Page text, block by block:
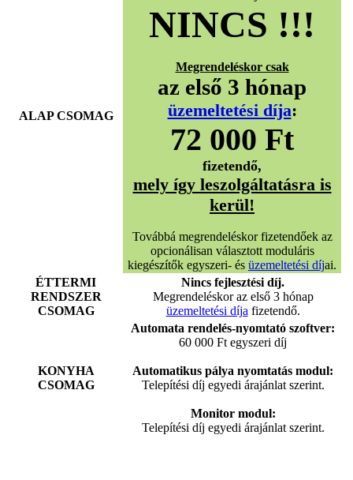
ALAP CSOMAG
NINCS !!!
Megrendeléskor csak
az első 3 hónap
üzemeltetési díja:
72 000 Ft
fizetendő,
mely így leszolgáltatásra is
kerül!
Továbbá megrendeléskor fizetendőek az
opcionálisan választott moduláris
kiegészítők egyszeri- és üzemeltetési díjai.
ÉTTERMI
RENDSZER
CSOMAG
Nincs fejlesztési díj.
Megrendeléskor az első 3 hónap
üzemeltetési díja fizetendő.
KONYHA
CSOMAG
Automata rendelés-nyomtató szoftver:
60 000 Ft egyszeri díj
Automatikus pálya nyomtatás modul:
Telepítési díj egyedi árajánlat szerint.
Monitor modul:
Telepítési díj egyedi árajánlat szerint.